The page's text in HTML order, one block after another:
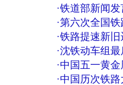
·铁道部新闻
·第六次全国
·铁路提速新
·沈铁动车组
·中国五一黄
·中国历次铁